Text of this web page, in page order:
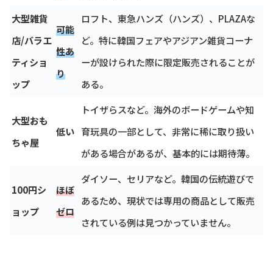
大型雑貨
店/バラエ
ティショ
ップ
可能
性あ
り
ロフト、東急ハンズ（ハンズ）、PLAZAな
ど。特に韓国フェアやアジアン雑貨コーナ
ーが設けられた際に限定販売されることが
ある。
大型おも
ちゃ屋
低い
トイザらスなど。海外のボードゲームや知
育玩具の一部として、非常に稀に取り扱い
がある場合があるが、基本的には期待薄。
100円シ
ョップ
ほぼ
ゼロ
ダイソー、セリアなど。韓国の伝統遊びで
あるため、現状では専用の商品として販売
されている例は見つかっていません。